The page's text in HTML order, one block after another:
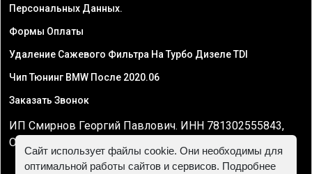
Персональных Данных.
Формы Оплаты
Удаление Сажевого Фильтра На Турбо Дизеле TDI
Чип Тюнинг BMW После 2020.06
Заказать Звонок
ИП Смирнов Георгий Павлович. ИНН 781302555843,
ОГРНИП 324470400032610
Сайт использует файлы cookie. Они необходимы для
оптимальной работы сайтов и сервисов. Подробнее